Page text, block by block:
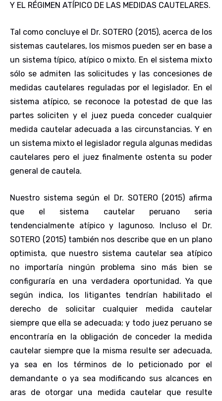
Y EL RÉGIMEN ATÍPICO DE LAS MEDIDAS CAUTELARES.
Tal como concluye el Dr. SOTERO (2015), acerca de los
sistemas cautelares, los mismos pueden ser en base a
un sistema típico, atípico o mixto. En el sistema mixto
sólo se admiten las solicitudes y las concesiones de
medidas cautelares reguladas por el legislador. En el
sistema atípico, se reconoce la potestad de que las
partes soliciten y el juez pueda conceder cualquier
medida cautelar adecuada a las circunstancias. Y en
un sistema mixto el legislador regula algunas medidas
cautelares pero el juez finalmente ostenta su poder
general de cautela.
Nuestro sistema según el Dr. SOTERO (2015) afirma
que el sistema cautelar peruano seria
tendencialmente atípico y lagunoso. Incluso el Dr.
SOTERO (2015) también nos describe que en un plano
optimista, que nuestro sistema cautelar sea atípico
no importaría ningún problema sino más bien se
configuraría en una verdadera oportunidad. Ya que
según indica, los litigantes tendrían habilitado el
derecho de solicitar cualquier medida cautelar
siempre que ella se adecuada; y todo juez peruano se
encontraría en la obligación de conceder la medida
cautelar siempre que la misma resulte ser adecuada,
ya sea en los términos de lo peticionado por el
demandante o ya sea modificando sus alcances en
aras de otorgar una medida cautelar que resulte